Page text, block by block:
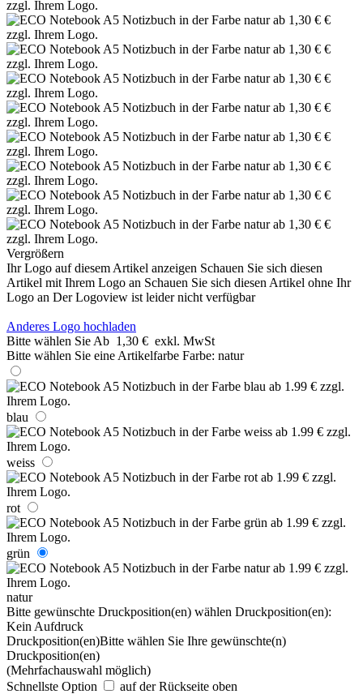
Vergrößern
Ihr Logo auf diesem Artikel anzeigen Schauen Sie sich diesen
Artikel mit Ihrem Logo an Schauen Sie sich diesen Artikel ohne Ihr
Logo an Der Logoview ist leider nicht verfügbar
Anderes Logo hochladen
Bitte wählen Sie Ab 1,30 € exkl. MwSt
Bitte wählen Sie eine Artikelfarbe Farbe: natur
blau
weiss
rot
grün
natur
Bitte gewünschte Druckposition(en) wählen Druckposition(en):
Kein Aufdruck
Druckposition(en)Bitte wählen Sie Ihre gewünschte(n)
Druckposition(en)
(Mehrfachauswahl möglich)
Schnellste Option
auf der Rückseite oben